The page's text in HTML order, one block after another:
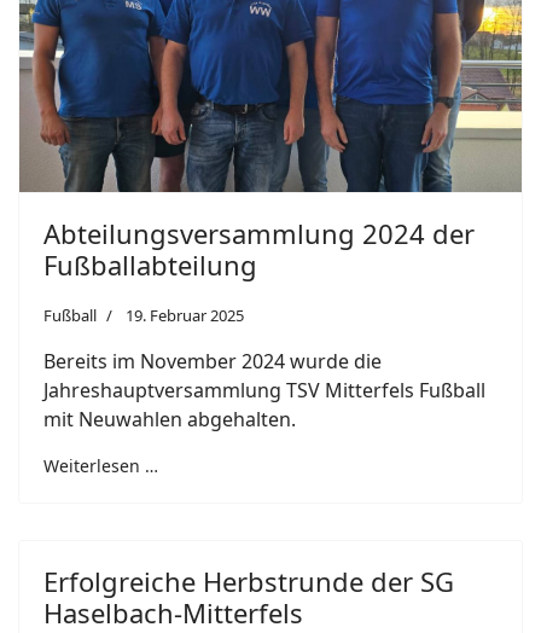
Abteilungsversammlung 2024 der
Fußballabteilung
Fußball 19. Februar 2025
Bereits im November 2024 wurde die
Jahreshauptversammlung TSV Mitterfels Fußball
mit Neuwahlen abgehalten.
Weiterlesen …
Erfolgreiche Herbstrunde der SG
Haselbach-Mitterfels